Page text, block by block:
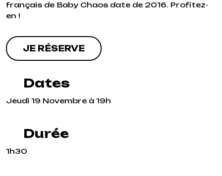
français de Baby Chaos date de 2016. Profitez-
en !
JE RÉSERVE
Dates
Jeudi 19 Novembre à 19h
Durée
1h30